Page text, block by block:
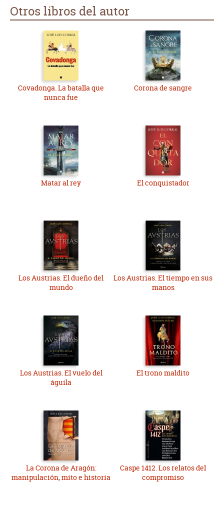
Otros libros del autor
Covadonga. La batalla que
nunca fue
Corona de sangre
Matar al rey El conquistador
Los Austrias. El dueño del
mundo
Los Austrias. El tiempo en sus
manos
Los Austrias. El vuelo del
águila
El trono maldito
La Corona de Aragón:
manipulación, mito e historia
Caspe 1412. Los relatos del
compromiso